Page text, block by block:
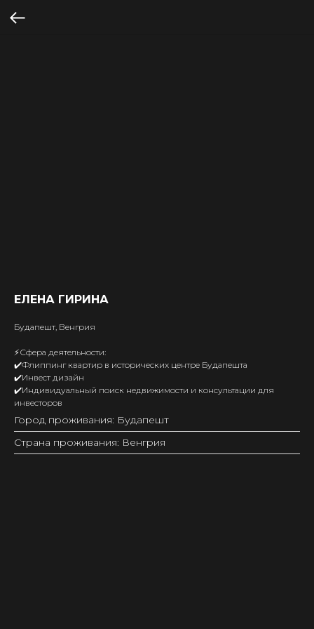
ЕЛЕНА ГИРИНА
Будапешт, Венгрия
⚡️Сфера деятельности:
✔️Флиппинг квартир в исторических центре Будапешта
✔️Инвест дизайн
✔️Индивидуальный поиск недвижимости и консультации для
инвесторов
Город проживания: Будапешт
Страна проживания: Венгрия